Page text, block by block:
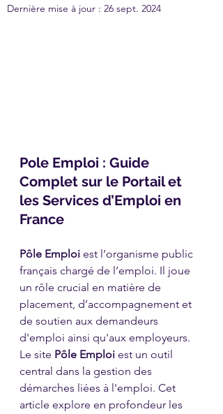
Dernière mise à jour : 26 sept. 2024
Pole Emploi : Guide
Complet sur le Portail et
les Services d’Emploi en
France
Pôle Emploi est l’organisme public
français chargé de l’emploi. Il joue
un rôle crucial en matière de
placement, d’accompagnement et
de soutien aux demandeurs
d'emploi ainsi qu'aux employeurs.
Le site Pôle Emploi est un outil
central dans la gestion des
démarches liées à l'emploi. Cet
article explore en profondeur les